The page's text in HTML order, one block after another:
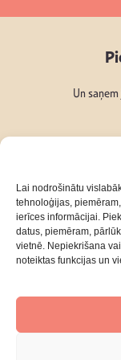
Lai nodrošinātu
tehnoloģijas,
ierīces informācijai.
datus, piemēram,
vietnē. Nepiekrišana
noteiktas funkcijas un
Un
Seko mums:
Par mumsKontakti